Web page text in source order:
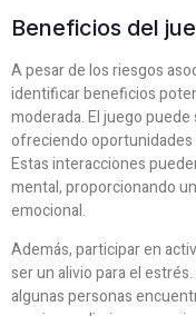
Beneficios del
A pesar de los riesgos
identificar beneficios
moderada. El juego
ofreciendo oportunidades
Estas interacciones
mental, proporcionando
emocional.
Además, participar en
ser un alivio para el
algunas personas